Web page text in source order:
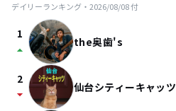
デイリーランキング・ 2026/08/08付
1
arrow_drop_up the奥歯's
2
arrow_drop_down 仙台シティーキャッツ